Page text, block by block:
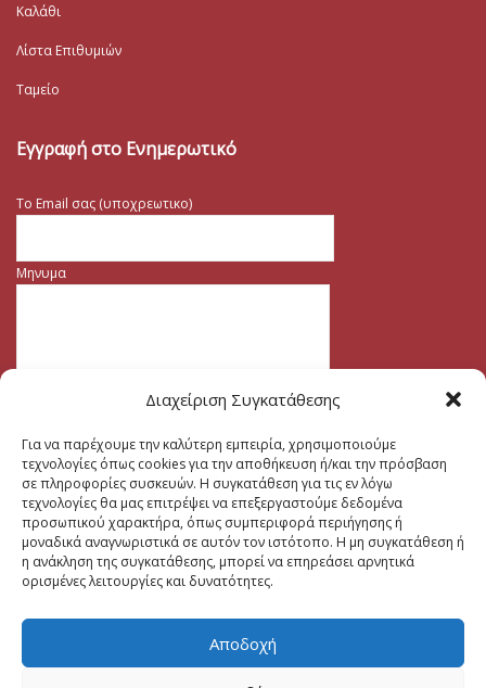
Διαχείριση Συγκατάθεσης
Για να παρέχουμε την καλύτερη εμπειρία, χρησιμοποιούμε
τεχνολογίες όπως cookies για την αποθήκευση ή/και την πρόσβαση
σε πληροφορίες συσκευών. Η συγκατάθεση για τις εν λόγω
τεχνολογίες θα μας επιτρέψει να επεξεργαστούμε δεδομένα
προσωπικού χαρακτήρα, όπως συμπεριφορά περιήγησης ή
μοναδικά αναγνωριστικά σε αυτόν τον ιστότοπο. Η μη συγκατάθεση ή
η ανάκληση της συγκατάθεσης, μπορεί να επηρεάσει αρνητικά
ορισμένες λειτουργίες και δυνατότητες.
Αποδοχή
Καλάθι
Λίστα Επιθυμιών
Ταμείο
Εγγραφή στο Ενημερωτικό
Το Email σας (υποχρεωτικο)
Μηνυμα